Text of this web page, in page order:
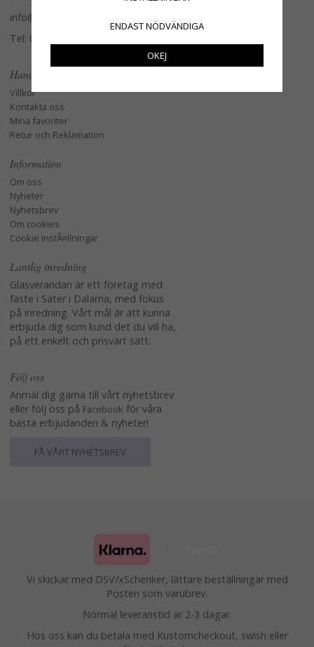
info@glasverandan.se
Tel: 079-3495968
Handla
Villkor
Kontakta oss
Mina favoriter
Retur och Reklamation
Information
Om oss
Nyheter
Nyhetsbrev
Om cookies
Cookie instÃ¤llningar
Lantlig inredning
Glasverandan är ett företag med
fäste i Säter i Dalarna, med fokus
på inredning. Vårt mål är att kunna
erbjuda dig som kund det du vill ha,
på ett enkelt och prisvärt sätt.
Följ oss
Anmäl dig gärna till vårt nyhetsbrev
eller följ oss på Facebook för våra
bästa erbjudanden & nyheter!
FÅ VÅRT NYHETSBREV
Vi skickar med DSV/xSchenker, lättare beställningar med
Posten som varubrev.
Normal leveranstid är 2-3 dagar.
Hos oss kan du betala med Kustomcheckout, swish eller
ENDAST NÖDVÄNDIGA
OKEJ